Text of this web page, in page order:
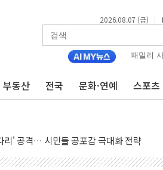
2026.08.07 (금) |
패밀리
부동산 전국 문화·연예 스포츠
도어대시↑ VS 샌디스크·피그마·앱러빈↓
법·자본시장법 개정 논의"
속 혼조세...웨스턴디지털·샌디스크↓
안보 점검회의
재개방 기대에 강세
리' 공격… 시민들 공포감 극대화 전략
대감에 홀로 상한가…마진 잔액은 사상